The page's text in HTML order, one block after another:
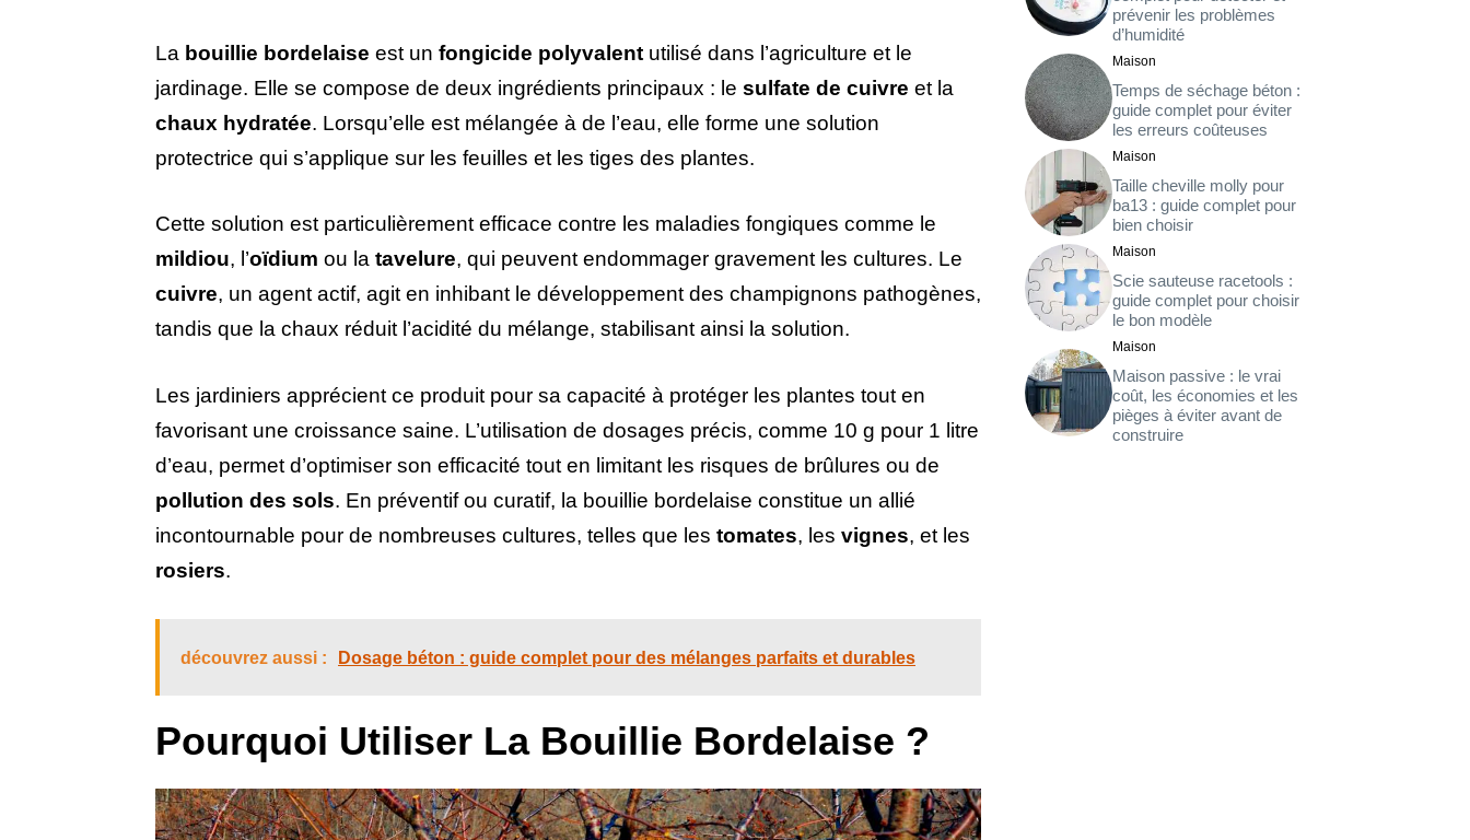
La bouillie bordelaise est un fongicide polyvalent utilisé dans l’agriculture et le
jardinage. Elle se compose de deux ingrédients principaux : le sulfate de cuivre et la
chaux hydratée. Lorsqu’elle est mélangée à de l’eau, elle forme une solution
protectrice qui s’applique sur les feuilles et les tiges des plantes.
Cette solution est particulièrement efficace contre les maladies fongiques comme le
mildiou, l’oïdium ou la tavelure, qui peuvent endommager gravement les cultures. Le
cuivre, un agent actif, agit en inhibant le développement des champignons pathogènes,
tandis que la chaux réduit l’acidité du mélange, stabilisant ainsi la solution.
Les jardiniers apprécient ce produit pour sa capacité à protéger les plantes tout en
favorisant une croissance saine. L’utilisation de dosages précis, comme 10 g pour 1 litre
d’eau, permet d’optimiser son efficacité tout en limitant les risques de brûlures ou de
pollution des sols. En préventif ou curatif, la bouillie bordelaise constitue un allié
incontournable pour de nombreuses cultures, telles que les tomates, les vignes, et les
rosiers.
découvrez aussi : Dosage béton : guide complet pour des mélanges parfaits et durables
Pourquoi Utiliser La Bouillie Bordelaise ?
prévenir les problèmes
d’humidité
Maison
Temps de séchage béton :
guide complet pour éviter
les erreurs coûteuses
Maison
Taille cheville molly pour
ba13 : guide complet pour
bien choisir
Maison
Scie sauteuse racetools :
guide complet pour choisir
le bon modèle
Maison
Maison passive : le vrai
coût, les économies et les
pièges à éviter avant de
construire